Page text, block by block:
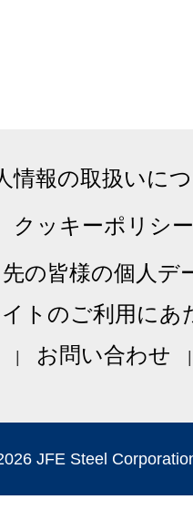
情報の取扱いに
クッキーポリシー
の皆様の個人デ
トのご利用にあ
お問い合わせ
JFE Steel